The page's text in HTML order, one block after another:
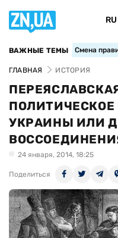
RU
ВАЖНЫЕ ТЕМЫ Смена
ГЛАВНАЯ ИСТОРИЯ
УКРАИНЫ ИЛИ
24 января, 2014, 18:25
Поделиться